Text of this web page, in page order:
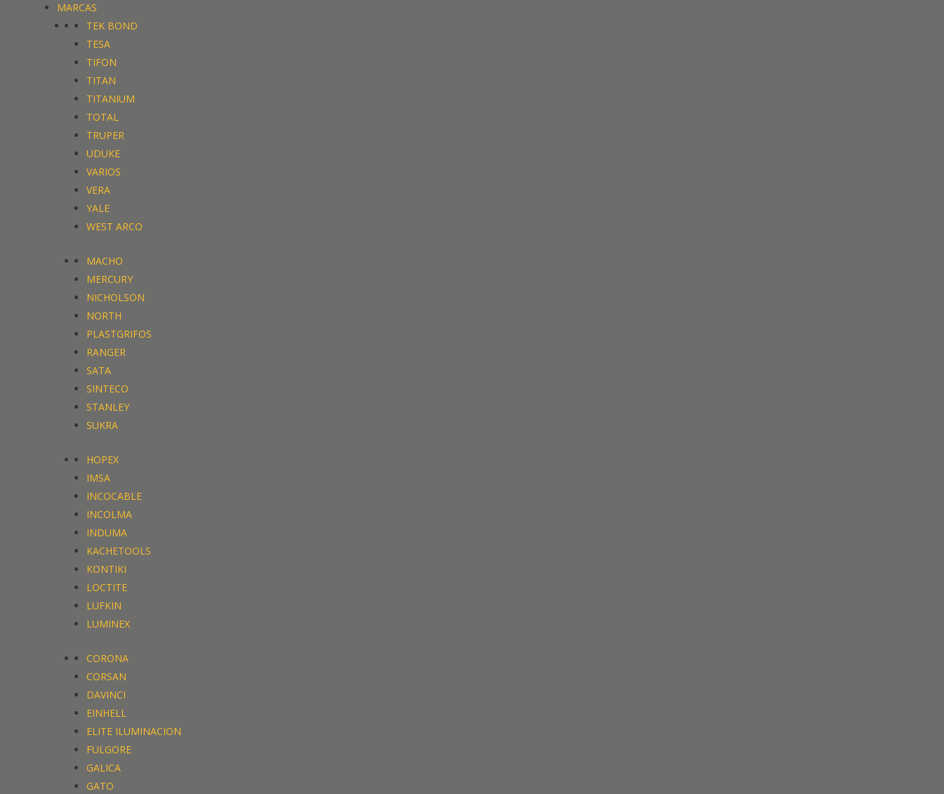
MARCAS
TEK BOND
TESA
TIFON
TITAN
TITANIUM
TOTAL
TRUPER
UDUKE
VARIOS
VERA
YALE
WEST ARCO
MACHO
MERCURY
NICHOLSON
NORTH
PLASTGRIFOS
RANGER
SATA
SINTECO
STANLEY
SUKRA
HOPEX
IMSA
INCOCABLE
INCOLMA
INDUMA
KACHETOOLS
KONTIKI
LOCTITE
LUFKIN
LUMINEX
CORONA
CORSAN
DAVINCI
EINHELL
ELITE ILUMINACION
FULGORE
GALICA
GATO